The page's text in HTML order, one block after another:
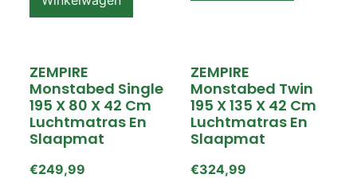
ZEMPIRE
Monstabed Single
195 X 80 X 42 Cm
Luchtmatras En
Slaapmat
€249,99
ZEMPIRE
Monstabed Twin
195 X 135 X 42 Cm
Luchtmatras En
Slaapmat
€324,99